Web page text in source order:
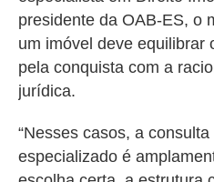
presidente da OAB-ES, o
um imóvel deve equilibrar
pela conquista com a
jurídica.
“Nesses casos, a
especializado é